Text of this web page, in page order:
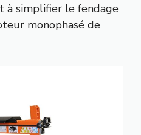
à simplifier le fendage
monophasé de